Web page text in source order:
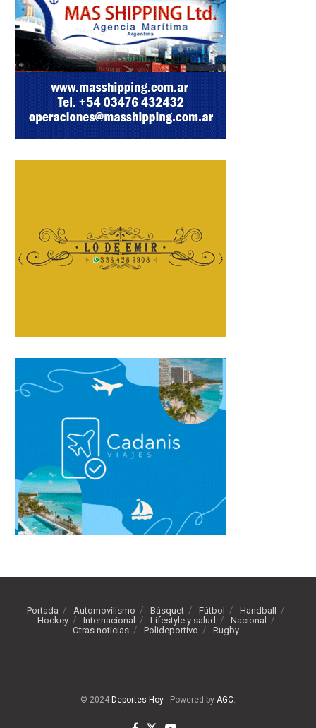
Portada Automovilismo Básquet Fútbol
Handball
Hockey
Internacional Lifestyle y salud
Nacional
Otras noticias
Polideportivo Rugby
© 2024 Deportes Hoy - Powered by AGC.